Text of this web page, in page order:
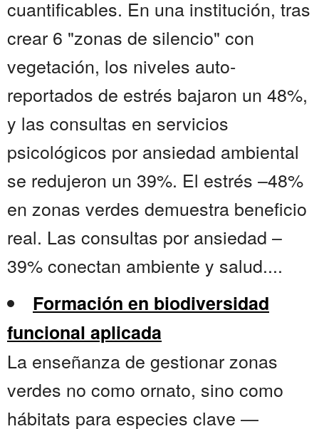
cuantificables. En una institución, tras
crear 6 "zonas de silencio" con
vegetación, los niveles auto-
reportados de estrés bajaron un 48%,
y las consultas en servicios
psicológicos por ansiedad ambiental
se redujeron un 39%. El estrés –48%
en zonas verdes demuestra beneficio
real. Las consultas por ansiedad –
39% conectan ambiente y salud....
Formación en biodiversidad
funcional aplicada
La enseñanza de gestionar zonas
verdes no como ornato, sino como
hábitats para especies clave —